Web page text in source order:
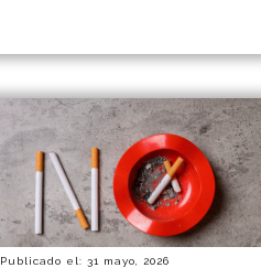
Publicado el: 31 mayo, 2026